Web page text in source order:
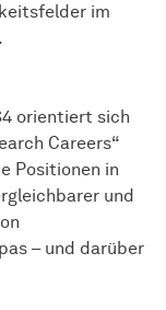
im
orientiert sich
Careers“
Positionen in
und
– und darüber